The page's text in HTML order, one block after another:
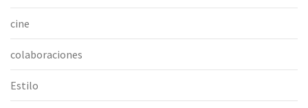
cine
colaboraciones
Estilo